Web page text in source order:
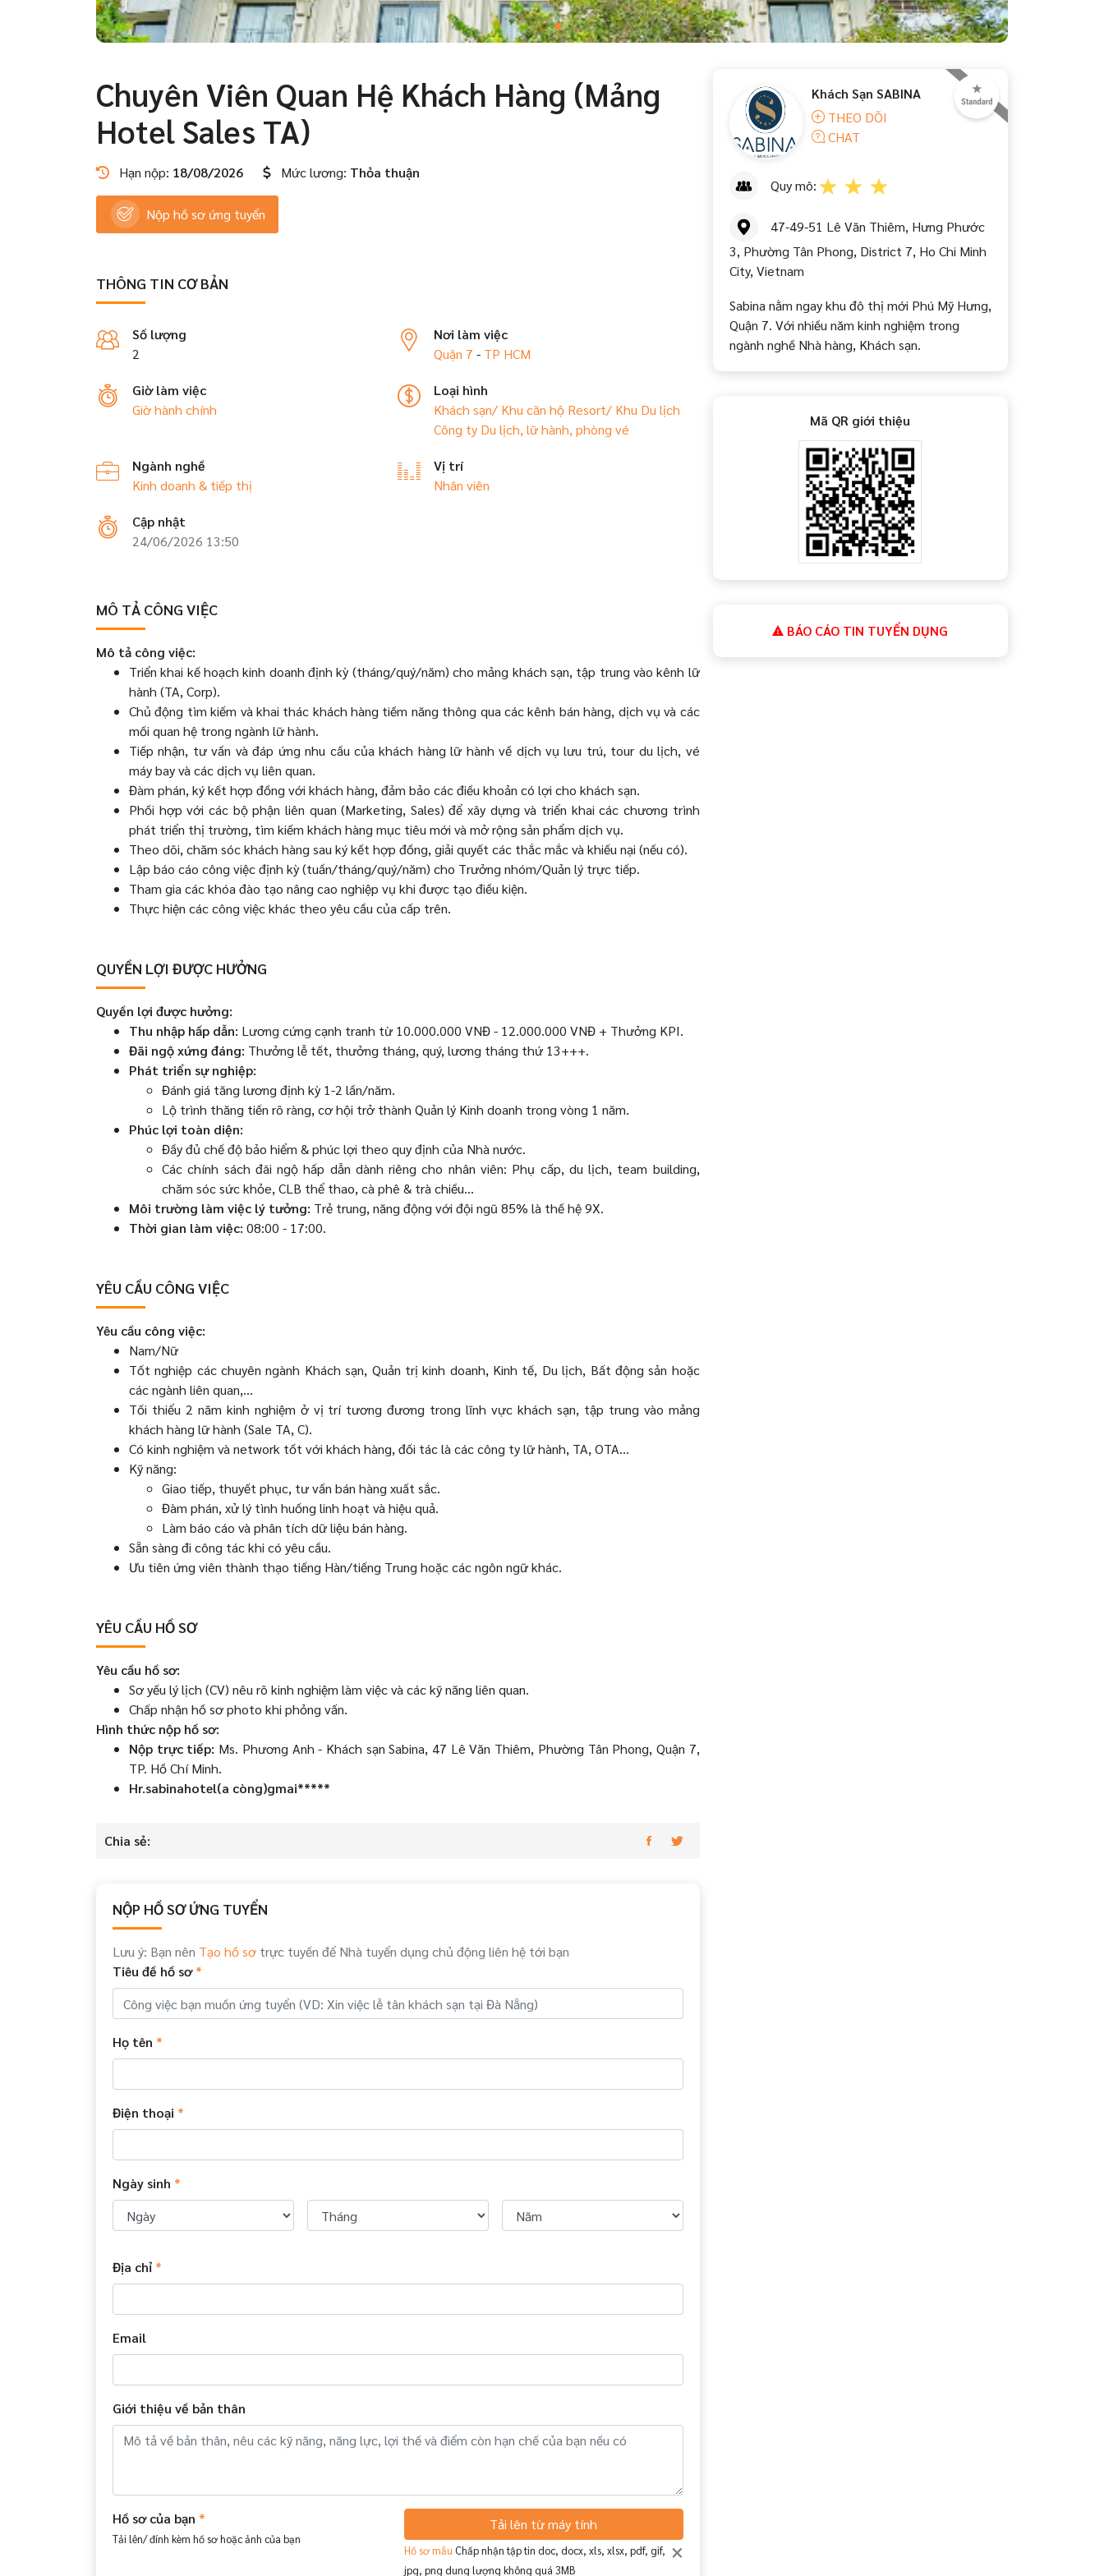
Chuyên Viên Quan Hệ Khách Hàng (Mảng
Hotel Sales TA)
Hạn nộp: 18/08/2026 Mức lương: Thỏa thuận
Nộp hồ sơ ứng tuyển
THÔNG TIN CƠ BẢN
Số lượng
2
Nơi làm việc
Quận 7 - TP HCM
Giờ làm việc
Giờ hành chính
Loại hình
Khách sạn/ Khu căn hộ Resort/ Khu Du lịch
Công ty Du lịch, lữ hành, phòng vé
Ngành nghề
Kinh doanh & tiếp thị
Vị trí
Nhân viên
Cập nhật
24/06/2026 13:50
MÔ TẢ CÔNG VIỆC
Mô tả công việc:
Triển khai kế hoạch kinh doanh định kỳ (tháng/quý/năm) cho mảng khách sạn, tập trung vào kênh lữ
hành (TA, Corp).
Chủ động tìm kiếm và khai thác khách hàng tiềm năng thông qua các kênh bán hàng, dịch vụ và các
mối quan hệ trong ngành lữ hành.
Tiếp nhận, tư vấn và đáp ứng nhu cầu của khách hàng lữ hành về dịch vụ lưu trú, tour du lịch, vé
máy bay và các dịch vụ liên quan.
Đàm phán, ký kết hợp đồng với khách hàng, đảm bảo các điều khoản có lợi cho khách sạn.
Phối hợp với các bộ phận liên quan (Marketing, Sales) để xây dựng và triển khai các chương trình
phát triển thị trường, tìm kiếm khách hàng mục tiêu mới và mở rộng sản phẩm dịch vụ.
Theo dõi, chăm sóc khách hàng sau ký kết hợp đồng, giải quyết các thắc mắc và khiếu nại (nếu có).
Lập báo cáo công việc định kỳ (tuần/tháng/quý/năm) cho Trưởng nhóm/Quản lý trực tiếp.
Tham gia các khóa đào tạo nâng cao nghiệp vụ khi được tạo điều kiện.
Thực hiện các công việc khác theo yêu cầu của cấp trên.
QUYỀN LỢI ĐƯỢC HƯỞNG
Quyền lợi được hưởng:
Thu nhập hấp dẫn: Lương cứng cạnh tranh từ 10.000.000 VNĐ - 12.000.000 VNĐ + Thưởng KPI.
Đãi ngộ xứng đáng: Thưởng lễ tết, thưởng tháng, quý, lương tháng thứ 13+++.
Phát triển sự nghiệp:
Đánh giá tăng lương định kỳ 1-2 lần/năm.
Lộ trình thăng tiến rõ ràng, cơ hội trở thành Quản lý Kinh doanh trong vòng 1 năm.
Phúc lợi toàn diện:
Đầy đủ chế độ bảo hiểm & phúc lợi theo quy định của Nhà nước.
Các chính sách đãi ngộ hấp dẫn dành riêng cho nhân viên: Phụ cấp, du lịch, team building,
chăm sóc sức khỏe, CLB thể thao, cà phê & trà chiều…
Môi trường làm việc lý tưởng: Trẻ trung, năng động với đội ngũ 85% là thế hệ 9X.
Thời gian làm việc: 08:00 - 17:00.
YÊU CẦU CÔNG VIỆC
Yêu cầu công việc:
Nam/Nữ
Tốt nghiệp các chuyên ngành Khách sạn, Quản trị kinh doanh, Kinh tế, Du lịch, Bất động sản hoặc
các ngành liên quan,...
Tối thiểu 2 năm kinh nghiệm ở vị trí tương đương trong lĩnh vực khách sạn, tập trung vào mảng
khách hàng lữ hành (Sale TA, C).
Có kinh nghiệm và network tốt với khách hàng, đối tác là các công ty lữ hành, TA, OTA…
Kỹ năng:
Giao tiếp, thuyết phục, tư vấn bán hàng xuất sắc.
Đàm phán, xử lý tình huống linh hoạt và hiệu quả.
Làm báo cáo và phân tích dữ liệu bán hàng.
Sẵn sàng đi công tác khi có yêu cầu.
Ưu tiên ứng viên thành thạo tiếng Hàn/tiếng Trung hoặc các ngôn ngữ khác.
YÊU CẦU HỒ SƠ
Yêu cầu hồ sơ:
Sơ yếu lý lịch (CV) nêu rõ kinh nghiệm làm việc và các kỹ năng liên quan.
Chấp nhận hồ sơ photo khi phỏng vấn.
Hình thức nộp hồ sơ:
Nộp trực tiếp: Ms. Phương Anh - Khách sạn Sabina, 47 Lê Văn Thiêm, Phường Tân Phong, Quận 7,
TP. Hồ Chí Minh.
Hr.sabinahotel(a còng)gmai*****
Chia sẻ:
NỘP HỒ SƠ ỨNG TUYỂN
Lưu ý: Bạn nên Tạo hồ sơ trực tuyến để Nhà tuyển dụng chủ động liên hệ tới bạn
Tiêu đề hồ sơ*
Họ tên *
Điện thoại *
Ngày sinh *
Địa chỉ *
Email
Giới thiệu về bản thân
Hồ sơ của bạn *
Tải lên/ đính kèm hồ sơ hoặc ảnh của bạn
Tải lên từ máy tính
×
Hồ sơ mẫu Chấp nhận tập tin doc, docx, xls, xlsx, pdf, gif,
jpg, png dung lượng không quá 3MB
Khách Sạn SABINA
THEO DÕI
CHAT
Quy mô:
47-49-51 Lê Văn Thiêm, Hưng Phước
3, Phường Tân Phong, District 7, Ho Chi Minh
City, Vietnam
Sabina nằm ngay khu đô thị mới Phú Mỹ Hưng,
Quận 7. Với nhiều năm kinh nghiệm trong
ngành nghề Nhà hàng, Khách sạn.
Mã QR giới thiệu
BÁO CÁO TIN TUYỂN DỤNG